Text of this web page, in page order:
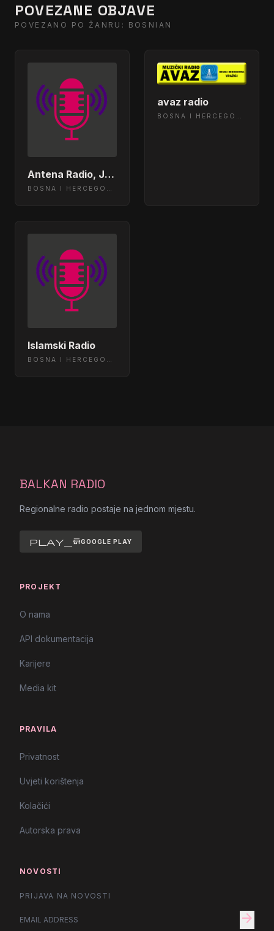
POVEZANE OBJAVE
POVEZANO PO ŽANRU: BOSNIAN
Antena Radio, Jelah Tešanj
avaz radio
Islamski Radio
BALKAN RADIO
Regionalne radio postaje na jednom mjestu.
play_storeGOOGLE PLAY
PROJEKT
O nama
API dokumentacija
Karijere
Media kit
PRAVILA
Privatnost
Uvjeti korištenja
Kolačići
Autorska prava
NOVOSTI
PRIJAVA NA NOVOSTI
arrow_forward